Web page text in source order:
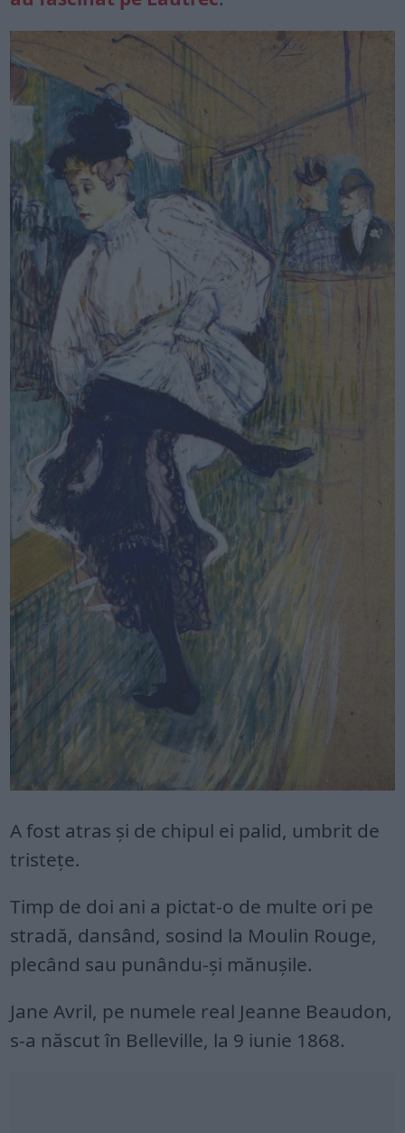
A fost atras și de chipul ei palid, umbrit de
tristețe.
Timp de doi ani a pictat-o de multe ori pe
stradă, dansând, sosind la Moulin Rouge,
plecând sau punându-și mănușile.
Jane Avril, pe numele real Jeanne Beaudon,
s-a născut în Belleville, la 9 iunie 1868.